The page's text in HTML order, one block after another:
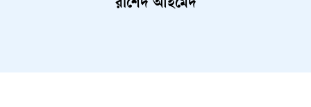
রাশেদ আহমেদ